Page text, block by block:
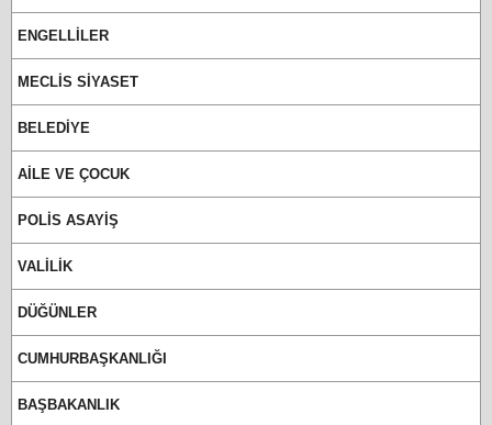
ENGELLİLER
MECLİS SİYASET
BELEDİYE
AİLE VE ÇOCUK
POLİS ASAYİŞ
VALİLİK
DÜĞÜNLER
CUMHURBAŞKANLIĞI
BAŞBAKANLIK